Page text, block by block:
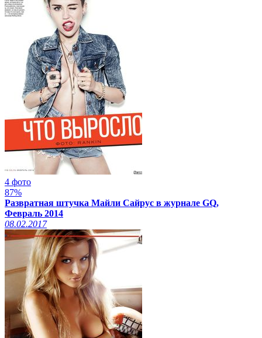
4 фото
87%
Развратная штучка Майли Сайрус в журнале GQ,
Февраль 2014
08.02.2017